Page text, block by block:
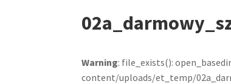
Warning: file_exists():
content/uploads/et_temp/